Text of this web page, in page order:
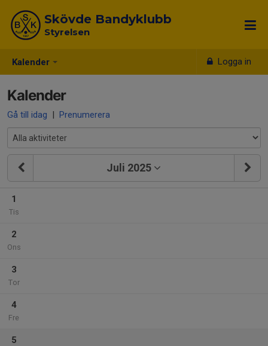
Kalender Logga in
Skövde Bandyklubb
Styrelsen
Kalender
Gå till idag | Prenumerera
Juli 2025
1
Tis
2
Ons
3
Tor
4
Fre
5